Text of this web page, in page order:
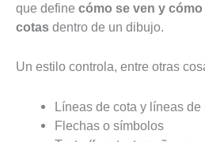
que define cómo se ven y
cotas dentro de un dibujo.
Un estilo controla, entre otras
Líneas de cota y líneas de
Flechas o símbolos